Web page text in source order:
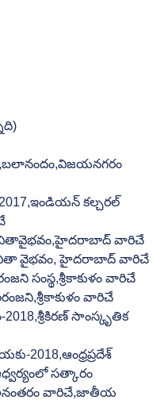
కల్చరల్
కవితావైభవం,హైదరాబాద్ వారిచే
కవితా వైభవం, హైదరాబాద్ వారిచే
సంస్థ,శ్రీకాకుళం వారిచే
వారిచే
సాంస్కృతిక
2018,ఆంధ్రప్రదేశ్
సత్కారం
వారిచే,జాతీయ